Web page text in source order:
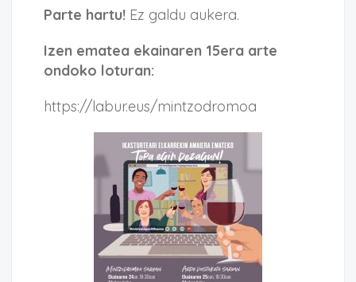
Parte hartu! Ez galdu aukera.
Izen ematea ekainaren 15era arte
ondoko loturan:
https://labur.eus/mintzodromoa